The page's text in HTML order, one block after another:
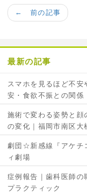
c
e
o
k
シ
ェ
i
t
r
で
ェ
ア
← 前の記事
最新の記事
スマホを見るほど不
安・食欲不振との関係
施術で変わる姿勢と
の変化｜福岡市南区大
劇団☆新感線『アケチ
ィ劇場
症例報告｜歯科医師の
プラクティック